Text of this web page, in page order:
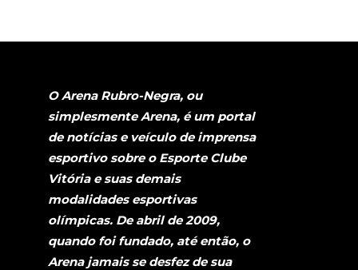
O Arena Rubro-Negra, ou
simplesmente Arena, é um portal
de notícias e veículo de imprensa
esportivo sobre o Esporte Clube
Vitória e suas demais
modalidades esportivas
olímpicas. De abril de 2009,
quando foi fundado, até então, o
Arena jamais se desfez de sua